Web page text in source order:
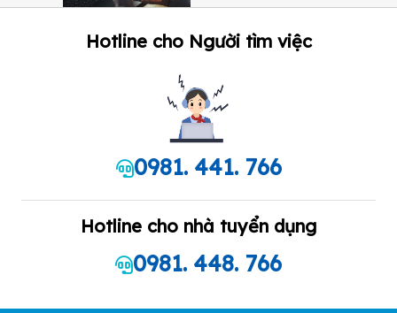
Các tiêu chí khi tuyển dụng công nhân
Kỹ năng giao tiếp
Với các vị tríviệc làm công nhân, các yêu cầu vềkỹ năng nghề
nghiệp chuyên môn không cần quá caokhi bạn sẽ được đào
tạo kỹ lưỡng trước khi bắt đầu công việc. Tuy nhiên, kỹ năng
giao tiếp tốt là điều bạn cần phải có. Một ứng viên tham gia
tuyển công nhân thời vụđược cho là có kỹ năng tốt là khi bạn
làm theo đúng hướng dẫn đó. Ngoài ra, các công nhân cũng
Hotline cho Người tìm việc
0981. 441. 766
Hotline cho nhà tuyển dụng
0981. 448. 766